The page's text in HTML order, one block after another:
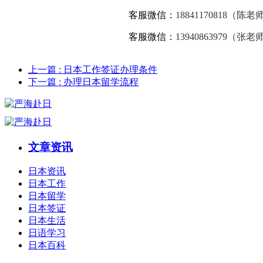
客服微信： 18841170818（陈老师
客服微信： 13940863979（张老师
上一篇 : 日本工作签证办理条件
下一篇 : 办理日本留学流程
文章资讯
日本资讯
日本工作
日本留学
日本签证
日本生活
日语学习
日本百科